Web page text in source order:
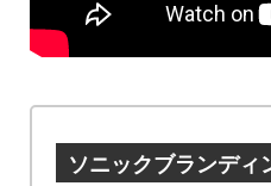
ソニックブランディ